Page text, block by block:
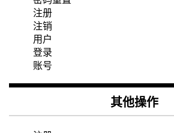
注册
注销
用户
登录
账号
其他操作